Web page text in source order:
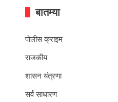
बातम्या
पोलीस क्राइम
राजकीय
शासन यंत्रणा
सर्व साधारण